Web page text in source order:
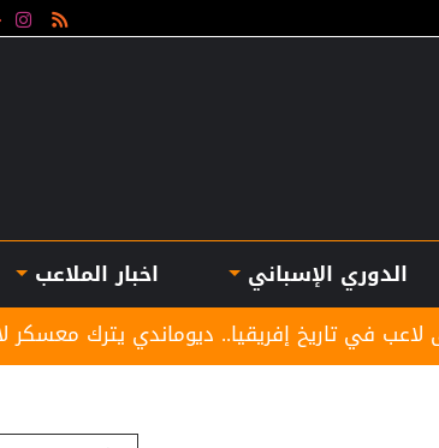
الدوري الإسباني اخبار الملاعب
ديوماندي يترك معسكر لايبزيغ للانضمام لريال